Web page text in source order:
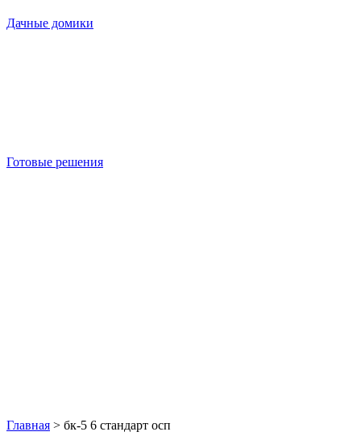
Дачные домики
Готовые решения
Главная > бк-5 6 стандарт осп